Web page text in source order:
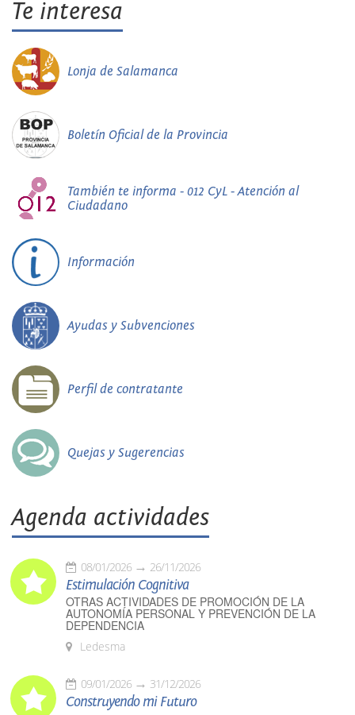
Te interesa
Lonja de Salamanca
Boletín Oficial de la Provincia
También te informa - 012 CyL - Atención al
Ciudadano
Información
Ayudas y Subvenciones
Perfil de contratante
Quejas y Sugerencias
Agenda actividades
08/01/2026 26/11/2026
Estimulación Cognitiva
OTRAS ACTIVIDADES DE PROMOCIÓN DE LA
AUTONOMÍA PERSONAL Y PREVENCIÓN DE LA
DEPENDENCIA
Ledesma
09/01/2026 31/12/2026
Construyendo mi Futuro